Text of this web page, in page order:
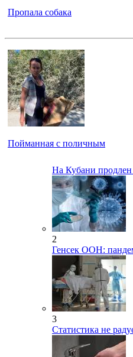
Пропала собака
Пойманная с поличным
На Кубани
2
Генсек ООН:
3
Статистика не